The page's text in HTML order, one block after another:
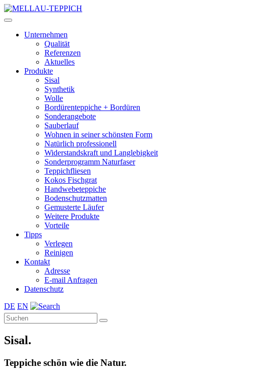
Unternehmen
Qualität
Referenzen
Aktuelles
Produkte
Sisal
Synthetik
Wolle
Bordürenteppiche + Bordüren
Sonderangebote
Sauberlauf
Wohnen in seiner schönsten Form
Natürlich professionell
Widerstandskraft und Langlebigkeit
Sonderprogramm Naturfaser
Teppichfliesen
Kokos Fischgrat
Handwebeteppiche
Bodenschutzmatten
Gemusterte Läufer
Weitere Produkte
Vorteile
Tipps
Verlegen
Reinigen
Kontakt
Adresse
E-mail Anfragen
Datenschutz
DE EN
Sisal.
Teppiche schön wie die Natur.